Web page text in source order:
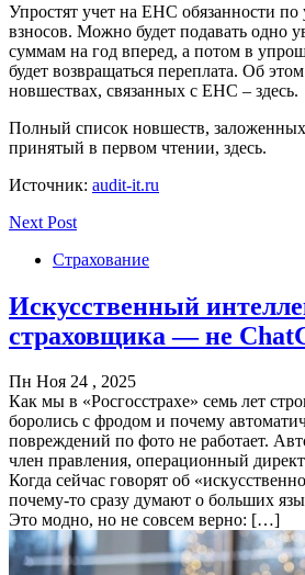
Упростят учет на ЕНС обязанности
взносов. Можно будет подавать одно
суммам на год вперед, а потом в
будет возвращаться переплата. Об
новшествах, связанных с ЕНС – здесь.
Полный список новшеств, заложенных
принятый в первом чтении, здесь.
Источник: audit-it.ru
Next Post
Страхование
Искусственный
страховщика — не
Пн Ноя 24 , 2025
Как мы в «Росгосстрахе» семь лет
боролись с фродом и почему
повреждений по фото не работает.
член правления, операционный
Когда сейчас говорят об
почему-то сразу думают о больших
Это модно, но не совсем верно: […]